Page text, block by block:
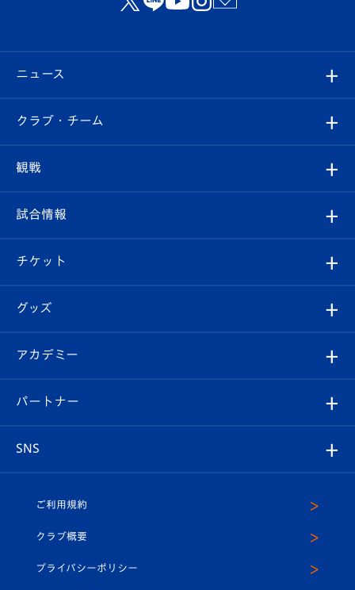
ニュース
すべて
クラブ
試合情報
チケット
イベント
メディア
ホームタウン
クラブ・チーム
クラブ概要
エンブレム紹介
スタッフプロフィール
マスコット紹介
観戦
観戦ルール
はじめての観戦ガイド
Revive Team
ヴィヴィくんの長崎おもてなしガイド
試合情報
試合日程/結果
フォトギャラリー
スタジアムグルメ
チケット
チケット
V-LOVERS（ファンクラブ）
プレイヤーズスイート
グッズ
オンラインショップ
店舗情報
アカデミー
育成からのお知らせ
U-18
パートナー
SNS
ヴィヴィくんインスタグラム
公式LINE＠
ご利用規約
クラブ概要
プライバシーポリシー